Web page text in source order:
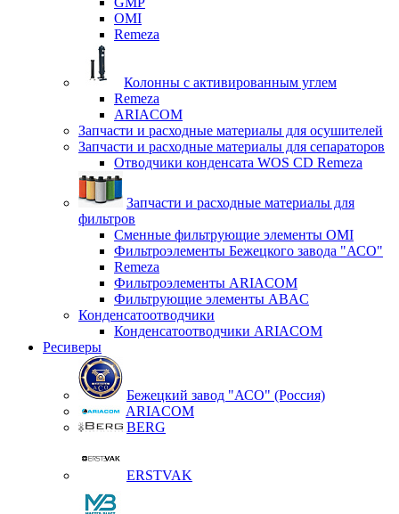
OMI
Remeza
Колонны с активированным углем
Remeza
ARIACOM
Запчасти и расходные материалы для осушителей
Запчасти и расходные материалы для сепараторов
Отводчики конденсата WOS CD Remeza
Запчасти и расходные материалы для
фильтров
Сменные фильтрующие элементы OMI
Фильтроэлементы Бежецкого завода "АСО"
Remeza
Фильтроэлементы ARIACOM
Фильтрующие элементы ABAC
Конденсатоотводчики
Конденсатоотводчики ARIACOM
Ресиверы
Бежецкий завод "АСО" (Россия)
ARIACOM
BERG
ERSTVAK